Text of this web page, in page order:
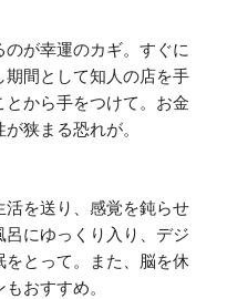
が幸運のカギ。すぐに
間として知人の店を手
から手をつけて。お金
狭まる恐れが。
を送り、感覚を鈍らせ
にゆっくり入り、デジ
をとって。また、脳を休
おすすめ。